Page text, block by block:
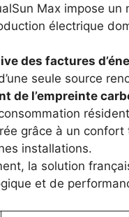
Max impose
électrique
des factures
seule source
de l’empreinte
grâce à un
installations.
la solution
et de